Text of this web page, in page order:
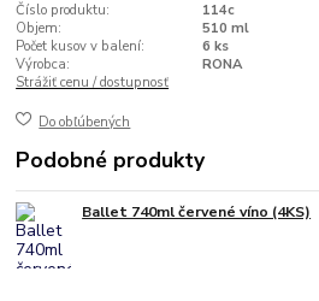
Číslo produktu:
114c
Objem:
510 ml
Počet kusov v balení:
6 ks
Výrobca:
RONA
Strážiť cenu / dostupnosť
Do obľúbených
Podobné produkty
Ballet 740ml červené víno (4KS)